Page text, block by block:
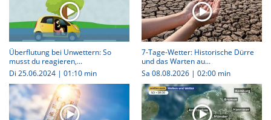
Überflutung bei Unwettern: So
musst du reagieren,...
Di 25.06.2024 | 01:10 min
7-Tage-Wetter: Historische Dürre
und das Warten au...
Sa 08.08.2026 | 02:00 min